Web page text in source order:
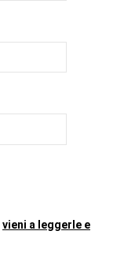
vieni a leggerle e